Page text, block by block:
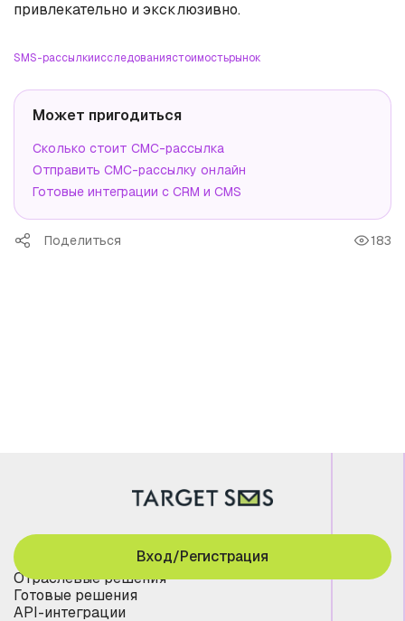
привлекательно и эксклюзивно.
SMS-рассылкиисследованиястоимостьрынок
Может пригодиться
Сколько стоит СМС-рассылка
Отправить СМС-рассылку онлайн
Готовые интеграции с CRM и CMS
Поделиться 183
Отраслевые решения
Готовые решения
API-интеграции
Вход/Регистрация